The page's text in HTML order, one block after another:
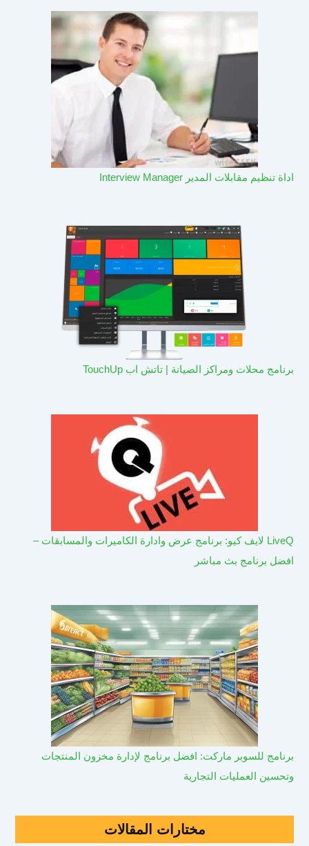
اداة تنظيم مقابلات المدير Interview Manager
برنامج محلات ومراكز الصيانة | تاتش اب TouchUp
LiveQ لايف كيو: برنامج عرض وادارة الكاميرات والمسابقات –
افضل برنامج بث مباشر
برنامج للسوبر ماركت: افضل برنامج لإدارة مخزون المنتجات
وتحسين العمليات التجارية
مختارات المقالات